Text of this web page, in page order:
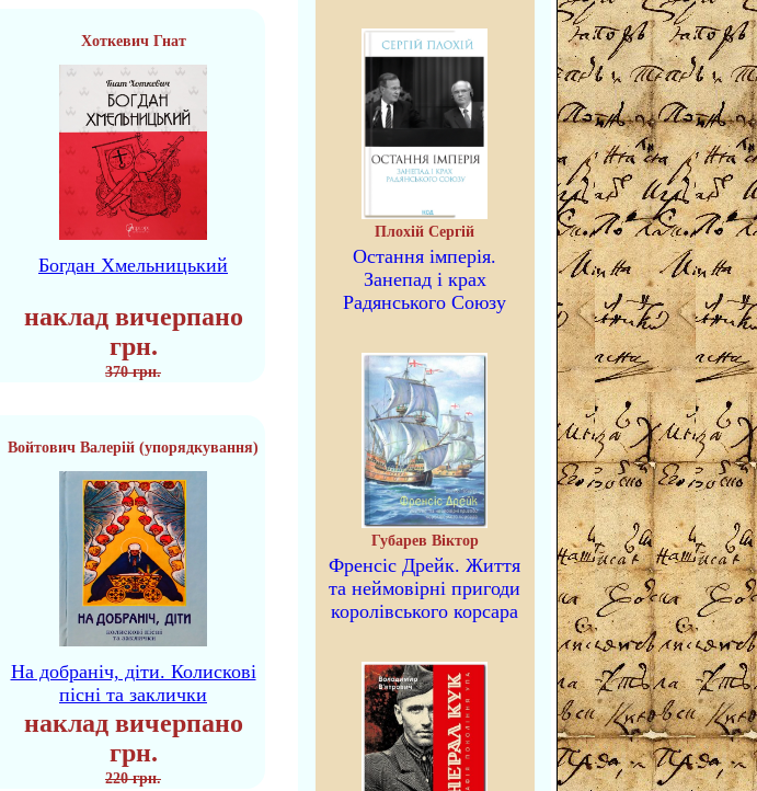
Хоткевич Гнат
Богдан Хмельницький
наклад вичерпано
грн.
370 грн.
Войтович Валерій (упорядкування)
На добраніч, діти. Колискові
пісні та заклички
наклад вичерпано
грн.
220 грн.
Плохій Сергій
Остання імперія.
Занепад і крах
Радянського Союзу
Губарев Віктор
Френсіс Дрейк. Життя
та неймовірні пригоди
королівського корсара